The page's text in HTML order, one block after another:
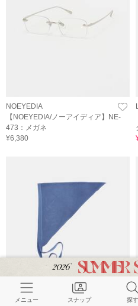
NOEYEDIA
【NOEYEDIA/ノーアイディア】NE-
473：メガネ
¥6,380
SUMMER SALE
メニュー スナップ 探す